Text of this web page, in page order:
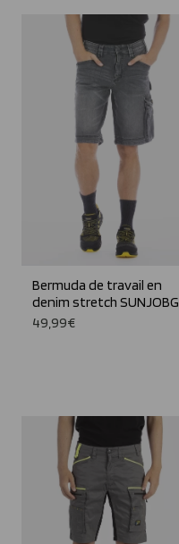
Bermuda de travail en
denim stretch SUNJOBG
49,99€